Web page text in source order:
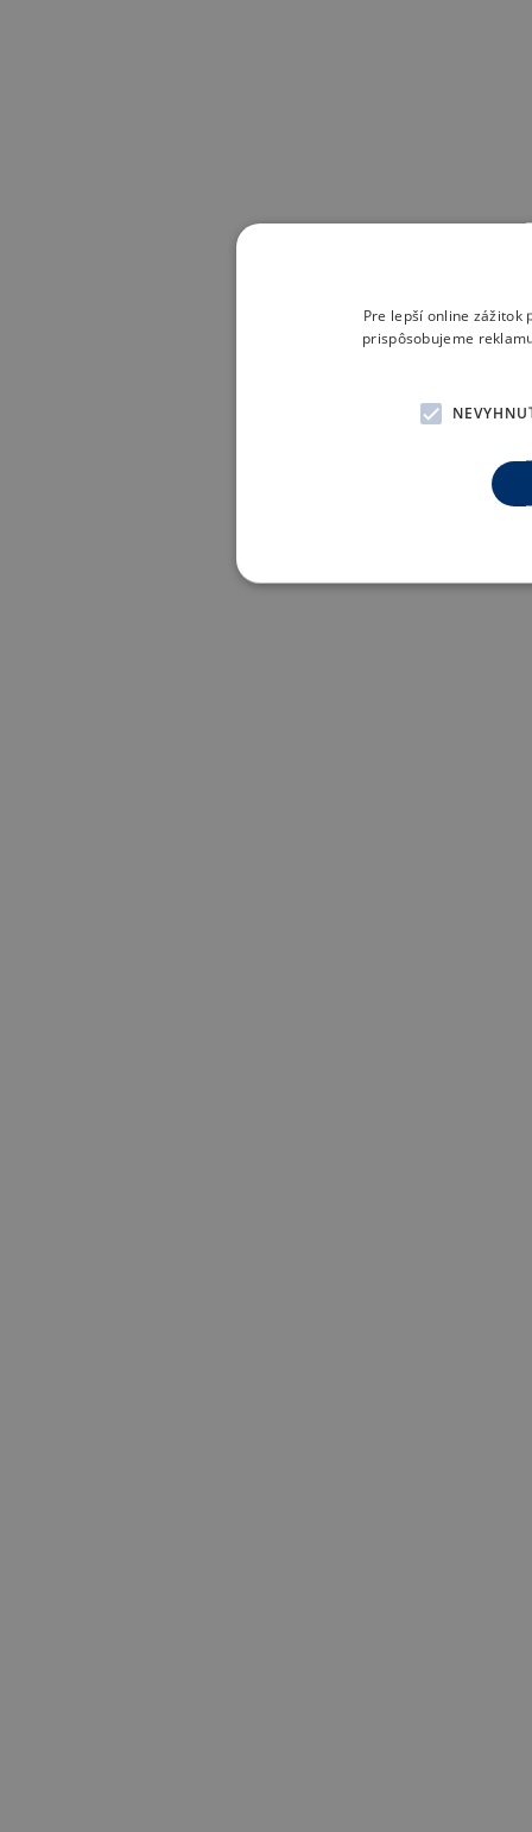
Pre lepší online zážitok
prispôsobujeme